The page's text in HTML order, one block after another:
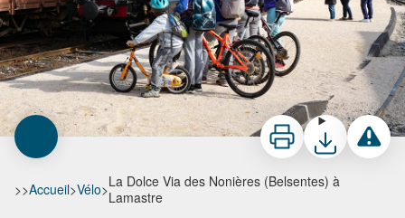
ImprimerTéléchargerSignaler
>>Accueil>Vélo>La Dolce Via des Nonières (Belsentes) à
Lamastre